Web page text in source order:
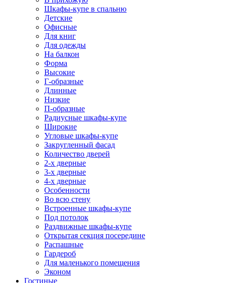
Шкафы-купе в спальню
Детские
Офисные
Для книг
Для одежды
На балкон
Форма
Высокие
Г-образные
Длинные
Низкие
П-образные
Радиусные шкафы-купе
Широкие
Угловые шкафы-купе
Закругленный фасад
Количество дверей
2-х дверные
3-х дверные
4-х дверные
Особенности
Во всю стену
Встроенные шкафы-купе
Под потолок
Раздвижные шкафы-купе
Открытая секция посередине
Распашные
Гардероб
Для маленького помещения
Эконом
Гостиные